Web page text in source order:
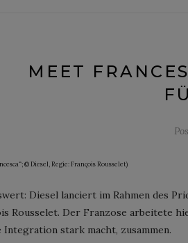
MEET
© Diesel, Regie: François Rousselet)
Diesel lanciert im Rahmen des
Rousselet. Der Franzose arbeitete
Integration stark macht, zusammen.